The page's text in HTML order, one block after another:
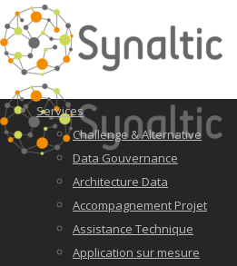
Services
Challenge & Alternative
Data Gouvernance
Architecture Data
Accompagnement Projet
Assistance Technique
Application sur mesure